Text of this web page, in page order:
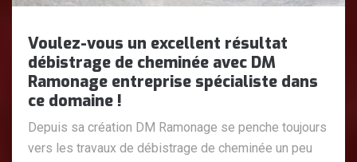
Voulez-vous un excellent résultat
débistrage de cheminée avec DM
Ramonage entreprise spécialiste dans
ce domaine !
Depuis sa création DM Ramonage se penche toujours
vers les travaux de débistrage de cheminée un peu